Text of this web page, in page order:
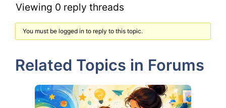
Viewing 0 reply threads
You must be logged in to reply to this topic.
Related Topics in Forums